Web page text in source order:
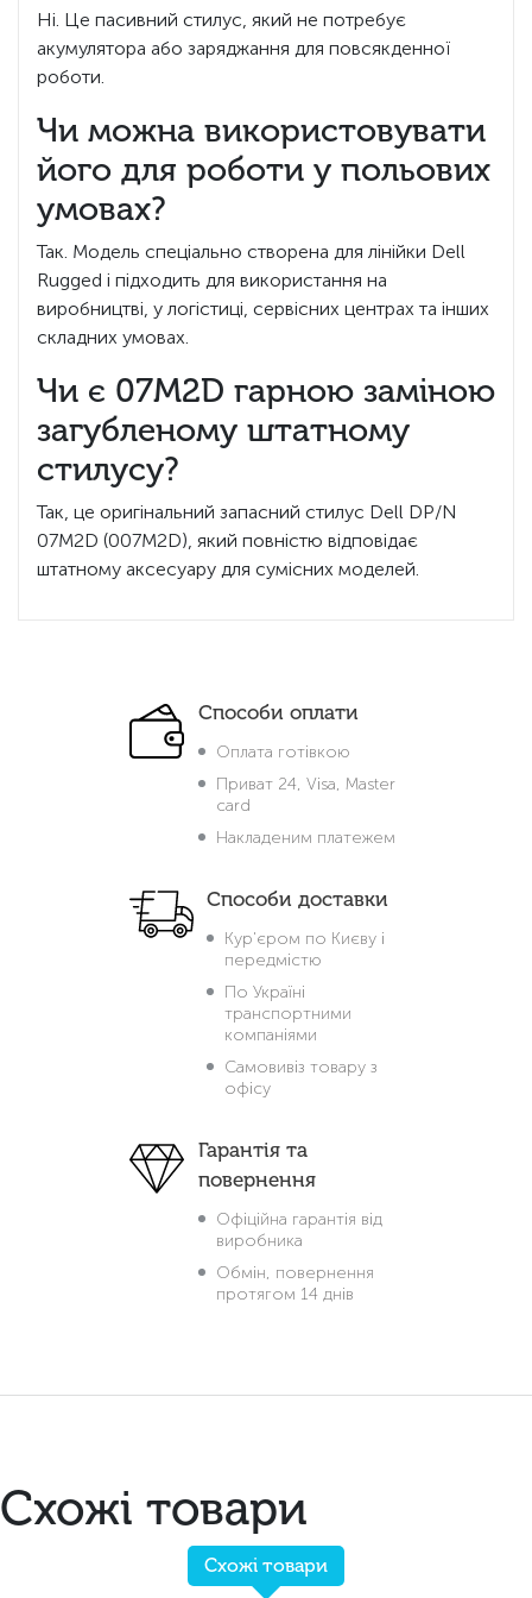
Ні. Це пасивний стилус, який не потребує
акумулятора або заряджання для повсякденної
роботи.
Чи можна використовувати
його для роботи у польових
умовах?
Так. Модель спеціально створена для лінійки Dell
Rugged і підходить для використання на
виробництві, у логістиці, сервісних центрах та інших
складних умовах.
Чи є 07M2D гарною заміною
загубленому штатному
стилусу?
Так, це оригінальний запасний стилус Dell DP/N
07M2D (007M2D), який повністю відповідає
штатному аксесуару для сумісних моделей.
Способи оплати
Оплата готівкою
Приват 24, Visa, Master
card
Накладеним платежем
Способи доставки
Кур'єром по Києву і
передмістю
По Україні
транспортними
компаніями
Самовивіз товару з
офісу
Гарантія та
повернення
Офіційна гарантія від
виробника
Обмін, повернення
протягом 14 днів
Схожі товари
Схожі товари